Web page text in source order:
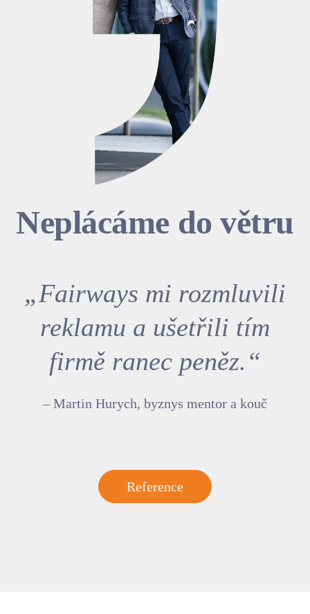
Neplácáme do větru
„Fairways mi rozmluvili
reklamu a ušetřili tím
firmě ranec peněz.“
– Martin Hurych, byznys mentor a kouč
Reference